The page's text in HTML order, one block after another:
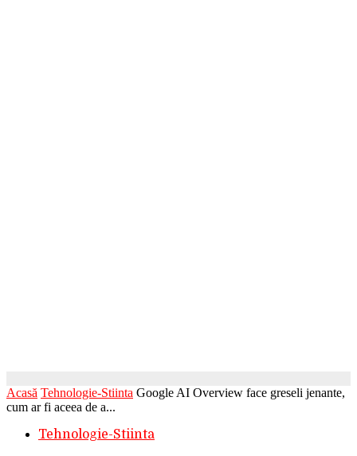
Acasă Tehnologie-Stiinta Google AI Overview face greseli jenante,
cum ar fi aceea de a...
Tehnologie-Stiinta